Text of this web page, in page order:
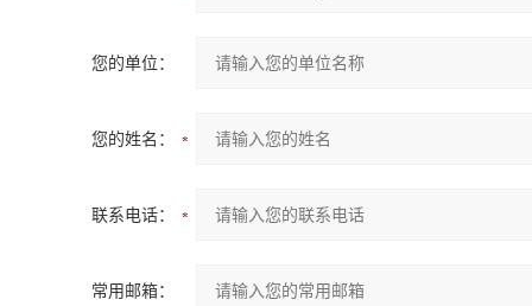
您的单位：
您的姓名：
联系电话：
常用邮箱：